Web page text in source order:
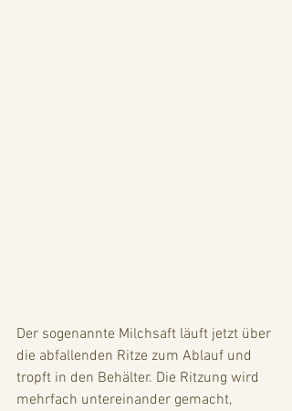
Der sogenannte Milchsaft läuft jetzt über
die abfallenden Ritze zum Ablauf und
tropft in den Behälter. Die Ritzung wird
mehrfach untereinander gemacht,